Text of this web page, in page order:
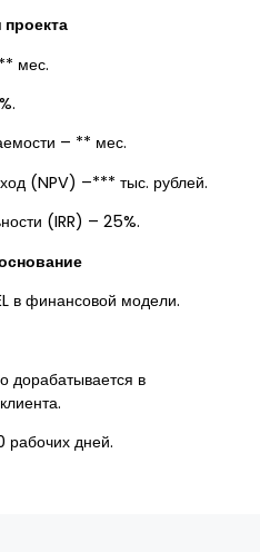
мес.
– ** мес.
(NPV) –*** тыс. рублей.
(IRR) – 25%.
в финансовой модели.
дорабатывается в
рабочих дней.